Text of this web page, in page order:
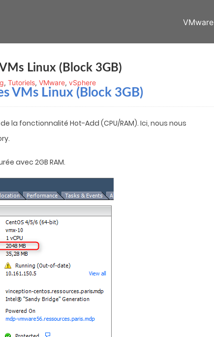
VMware
Linux (Block 3GB)
, Tutoriels, VMware, vSphere
VMs Linux (Block 3GB)
la fonctionnalité Hot-Add (CPU/RAM). Ici, nous nous
avec 2GB RAM.